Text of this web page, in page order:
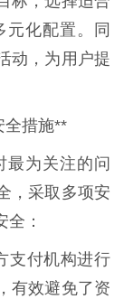
化配置。同
动，为用户提
全措施**
最为关注的问
，采取多项安
：
支付机构进行
有效避免了资